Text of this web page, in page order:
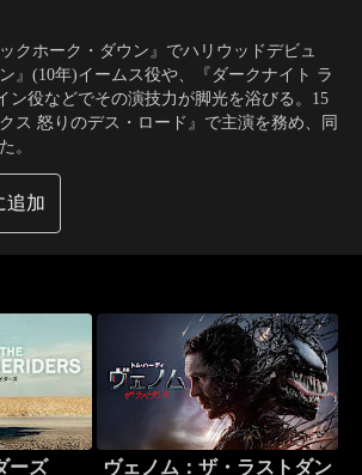
クホーク・ダウン』でハリウッドデビュ
』(10年)イームス役や、『ダークナイト ラ
ン役などでその演技力が脚光を浴びる。15
ス 怒りのデス・ロード』で主演を務め、同
。
追加
ーズ
ヴェノム：ザ・ラストダン